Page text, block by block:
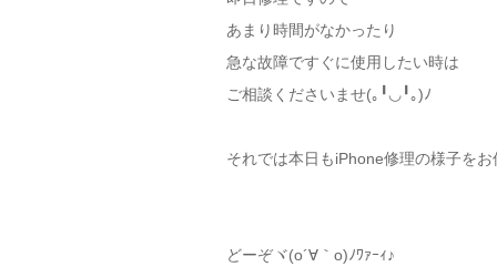
あまり時間がなかったり
急な故障ですぐに使用したい時は
ご相談くださいませ(｡╹◡╹｡)ﾉ
それでは本日もiPhone修理の様子をお
どーぞヾ(o´∀｀o)ﾉﾜｧｰｨ♪